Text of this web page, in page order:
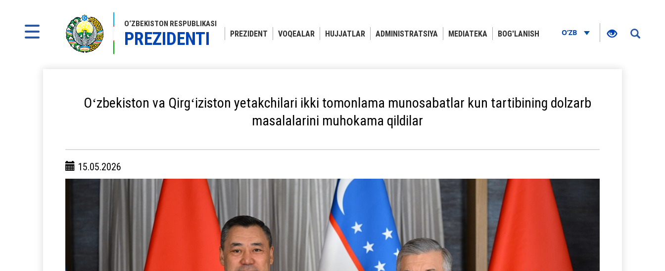
O‘ZBEKISTON RESPUBLIKASI
PREZIDENTI PREZIDENT VOQEALAR HUJJATLAR ADMINISTRATSIYA MEDIATEKA BOG'LANISH O‘ZB
Oʻzbekiston va Qirgʻiziston yetakchilari ikki tomonlama munosabatlar kun tartibining dolzarb
masalalarini muhokama qildilar
15.05.2026